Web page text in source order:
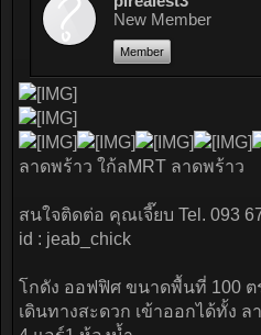
New Member
Member
ลาดพร้าว ใก้ลMRT ลาดพร้าว
สนใจติดต่อ คุณเจี๊ยบ Tel. 093
id : jeab_chick
โกดัง ออฟฟิศ ขนาดพื้นที่ 100 ต
เดินทางสะดวก เข้าออกได้ทั้ง ล